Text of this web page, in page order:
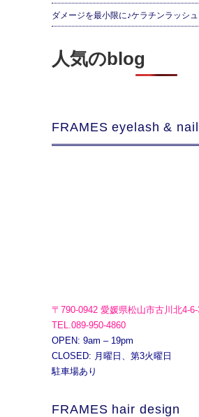
ダメージを最小限に♪ケラチンラッシ
人気のblog
FRAMES eyelash & nail
〒790-0942 愛媛県松山市古川北4-
TEL.089-950-4860
OPEN: 9am – 19pm
CLOSED: 月曜日、第3火曜日
駐車場あり
FRAMES hair design